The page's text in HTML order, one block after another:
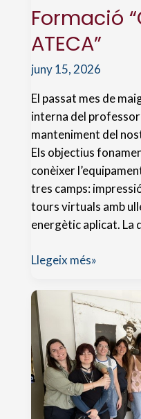
Formació
ATECA”
juny 15, 2026
El passat mes de
interna del
manteniment del
Els objectius
conèixer
tres camps:
tours virtuals amb
energètic aplicat. La
Formació
l’aula
ATECA”
Llegeix més»